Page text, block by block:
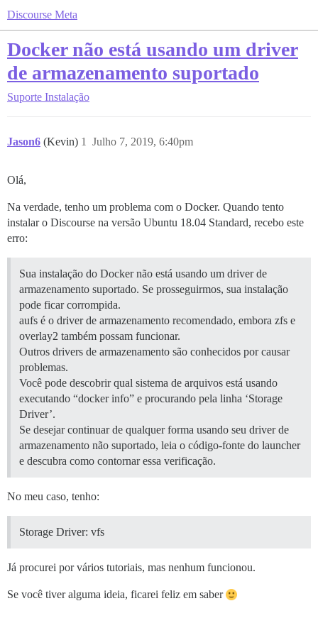
Discourse Meta
Docker não está usando um driver
de armazenamento suportado
Suporte Instalação
Jason6 (Kevin) Julho 7, 2019, 6:40pm
1
Olá,
Na verdade, tenho um problema com o Docker. Quando tento
instalar o Discourse na versão Ubuntu 18.04 Standard, recebo este
erro:
Sua instalação do Docker não está usando um driver de
armazenamento suportado. Se prosseguirmos, sua instalação
pode ficar corrompida.
aufs é o driver de armazenamento recomendado, embora zfs e
overlay2 também possam funcionar.
Outros drivers de armazenamento são conhecidos por causar
problemas.
Você pode descobrir qual sistema de arquivos está usando
executando “docker info” e procurando pela linha ‘Storage
Driver’.
Se desejar continuar de qualquer forma usando seu driver de
armazenamento não suportado, leia o código-fonte do launcher
e descubra como contornar essa verificação.
No meu caso, tenho:
Storage Driver: vfs
Já procurei por vários tutoriais, mas nenhum funcionou.
Se você tiver alguma ideia, ficarei feliz em saber